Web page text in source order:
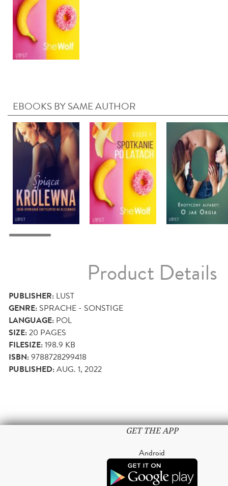
EBOOKS BY SAME AUTHOR
Product Details
PUBLISHER: LUST
GENRE: SPRACHE - SONSTIGE
LANGUAGE: POL
SIZE:20 PAGES
FILESIZE:198.9 KB
ISBN:9788728299418
PUBLISHED:AUG. 1, 2022
GET THE APP
Android